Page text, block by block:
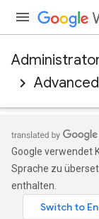
Advanced
Google verwendet
Sprache zu
enthalten.